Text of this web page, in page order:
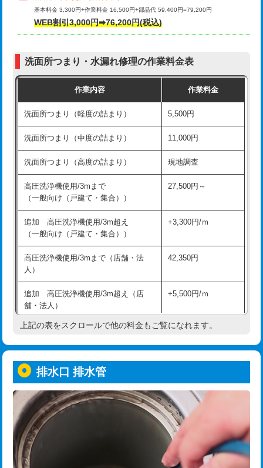
マス交換（深さ50㎝以上）
モルタル補修（厚さ10㎝まで） 27,500円
モルタル補修（厚さ10㎝超え） 38,500円
洗面台設置 38,500円
バスタブ設置 現場見積
追加人工 16,500円
廃棄・処分 現場見積
※給水管工事は20mmまでの価格です。
交換・取付(混合水栓（壁付・デッキ
式・ワンホール）)
16,500円+材料費
（P/S/ポップアップ））
交換・取付（その他部品） 11,000円+材料費
持込商品取付（単水栓） 13,200円
持込商品取付（混合水栓） 16,500円
持込商品取付（浄水器・分岐水栓） 16,500円
給水管工事※（ホール加工) 16,500円
給水管工事※（バンド止め)
給水管工事※（支持金具設置) 5,500円
給水管工事※（保温材使用（バンド止
め込み）)
5,500円
給水管工事※（土の掘削・埋め戻し作
業)
11,000円
給水管工事※（塩ビ管（VP・HI）使
用/3ｍまで)
用（追加）/3ｍ超え)
給水管工事※（ライニング鋼管・銅
管・ポリ管・HT管使用/3ｍまで)
44,000円
給水管工事※（ライニング鋼管・銅
管・ポリ管・HT管使用/3ｍ超え)
+8,800円
排水管工事（土の掘削・埋め戻し作
11,000円~
基本料金 3,300円+作業料金 16,500円+部品代 59,400円=79,200円
WEB割引3,000円➡76,200円(税込)
洗面所つまり・水漏れ修理の作業料金表
作業内容 作業料金
洗面所つまり（軽度の詰まり） 5,500円
洗面所つまり（中度の詰まり） 11,000円
洗面所つまり（高度の詰まり） 現地調査
高圧洗浄機使用/3mまで
（一般向け（戸建て・集合））
27,500円～
追加 高圧洗浄機使用/3m超え
（一般向け（戸建て・集合））
+3,300円/ｍ
高圧洗浄機使用/3mまで（店舗・法
人）
42,350円
追加 高圧洗浄機使用/3m超え（店
舗・法人）
+5,500円/ｍ
高度高圧洗浄換 現地調査
トーラー機使用/3mまで
追加トーラー機使用/3m超え +3,300円
カメラ調査 33,000円
桝清掃 8,800円
上記の表をスクロールで他の料金もご覧になれます。
排水口 排水管